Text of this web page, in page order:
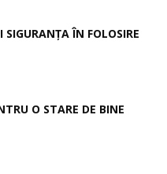
SIGURANȚA ÎN FOLOSIRE
O STARE DE BINE